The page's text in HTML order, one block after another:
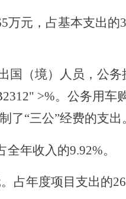
万元， 占基本支出的
国（境）人员，公务
>%。 公务用车
了“三公”经费的支出
全年收入的9.92%。
占年度项目支出的